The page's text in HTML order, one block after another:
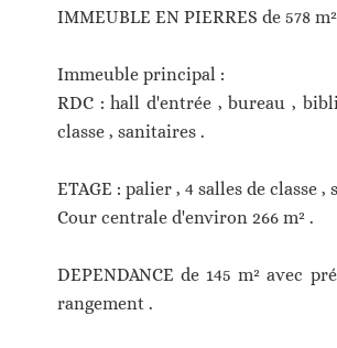
IMMEUBLE EN PIERRES de 578
Immeuble principal :
RDC : hall d'entrée , bureau ,
classe , sanitaires .
ETAGE : palier , 4 salles de classe
Cour centrale d'environ 266 m² .
DEPENDANCE de 145 m² avec
rangement .